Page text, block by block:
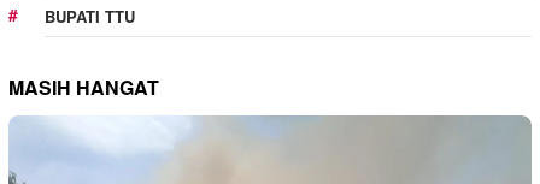
BUPATI TTU
MASIH HANGAT